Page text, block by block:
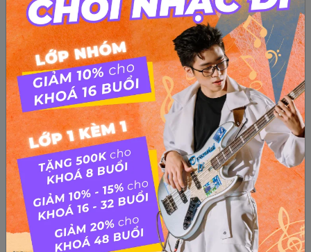
Phố hoa – Hoài An
Đệm Đàn Bài Hát Phố Hoa – Hoài An Phohoa hoai an from